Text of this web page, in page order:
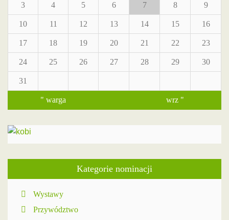
3 4 5 6 7 8 9
10 11 12 13 14 15 16
17 18 19 20 21 22 23
24 25 26 27 28 29 30
31
" warga wrz "
Kategorie nominacji
Wystawy
Przywództwo